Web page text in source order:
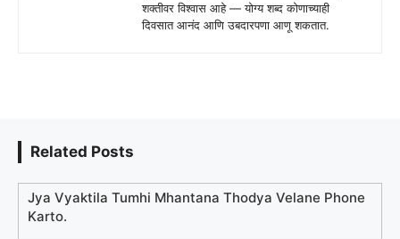
शक्तीवर विश्वास आहे — योग्य शब्द कोणाच्याही
दिवसात आनंद आणि उबदारपणा आणू शकतात.
Related Posts
Jya Vyaktila Tumhi Mhantana Thodya Velane Phone
Karto.